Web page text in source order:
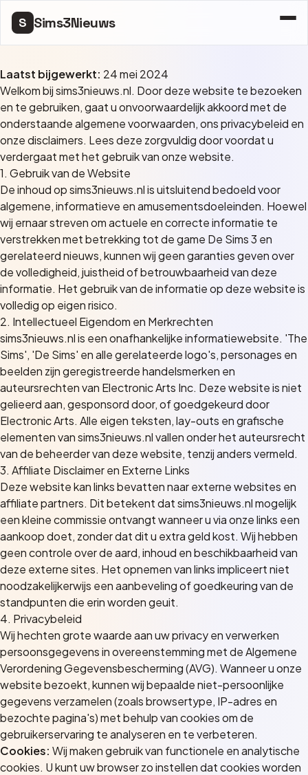
S Sims3Nieuws
Laatst bijgewerkt: 24 mei 2024
Welkom bij sims3nieuws.nl. Door deze website te bezoeken
en te gebruiken, gaat u onvoorwaardelijk akkoord met de
onderstaande algemene voorwaarden, ons privacybeleid en
onze disclaimers. Lees deze zorgvuldig door voordat u
verdergaat met het gebruik van onze website.
1. Gebruik van de Website
De inhoud op sims3nieuws.nl is uitsluitend bedoeld voor
algemene, informatieve en amusementsdoeleinden. Hoewel
wij ernaar streven om actuele en correcte informatie te
verstrekken met betrekking tot de game De Sims 3 en
gerelateerd nieuws, kunnen wij geen garanties geven over
de volledigheid, juistheid of betrouwbaarheid van deze
informatie. Het gebruik van de informatie op deze website is
volledig op eigen risico.
2. Intellectueel Eigendom en Merkrechten
sims3nieuws.nl is een onafhankelijke informatiewebsite. 'The
Sims', 'De Sims' en alle gerelateerde logo's, personages en
beelden zijn geregistreerde handelsmerken en
auteursrechten van Electronic Arts Inc. Deze website is niet
gelieerd aan, gesponsord door, of goedgekeurd door
Electronic Arts. Alle eigen teksten, lay-outs en grafische
elementen van sims3nieuws.nl vallen onder het auteursrecht
van de beheerder van deze website, tenzij anders vermeld.
3. Affiliate Disclaimer en Externe Links
Deze website kan links bevatten naar externe websites en
affiliate partners. Dit betekent dat sims3nieuws.nl mogelijk
een kleine commissie ontvangt wanneer u via onze links een
aankoop doet, zonder dat dit u extra geld kost. Wij hebben
geen controle over de aard, inhoud en beschikbaarheid van
deze externe sites. Het opnemen van links impliceert niet
noodzakelijkerwijs een aanbeveling of goedkeuring van de
standpunten die erin worden geuit.
4. Privacybeleid
Wij hechten grote waarde aan uw privacy en verwerken
persoonsgegevens in overeenstemming met de Algemene
Verordening Gegevensbescherming (AVG). Wanneer u onze
website bezoekt, kunnen wij bepaalde niet-persoonlijke
gegevens verzamelen (zoals browsertype, IP-adres en
bezochte pagina's) met behulp van cookies om de
gebruikerservaring te analyseren en te verbeteren.
Cookies: Wij maken gebruik van functionele en analytische
cookies. U kunt uw browser zo instellen dat cookies worden